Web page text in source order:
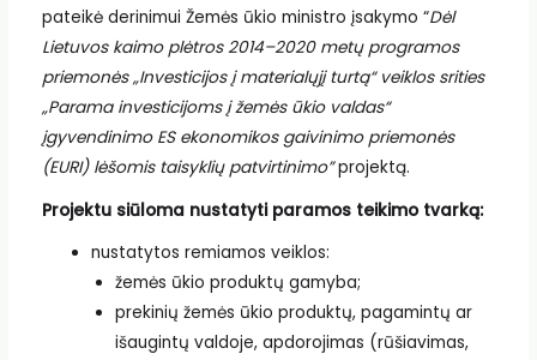
pateikė derinimui Žemės ūkio ministro įsakymo “Dėl
Lietuvos kaimo plėtros 2014–2020 metų programos
priemonės „Investicijos į materialųjį turtą“ veiklos srities
„Parama investicijoms į žemės ūkio valdas“
įgyvendinimo ES ekonomikos gaivinimo priemonės
(EURI) lėšomis taisyklių patvirtinimo”projektą.
Projektu siūloma nustatyti paramos teikimo tvarką:
nustatytos remiamos veiklos:
žemės ūkio produktų gamyba;
prekinių žemės ūkio produktų, pagamintų ar
išaugintų valdoje, apdorojimas (rūšiavimas,